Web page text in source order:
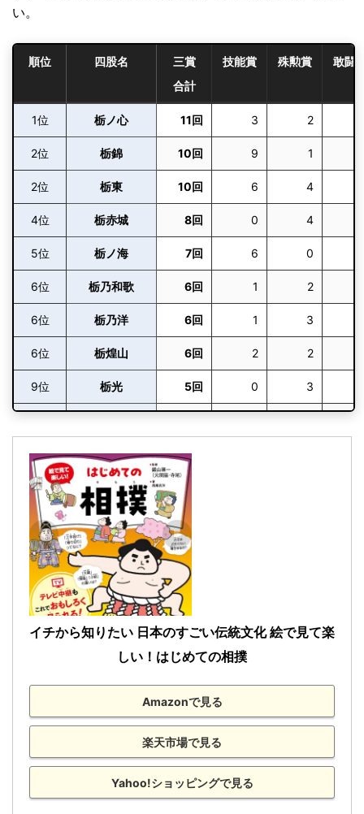
栃ノ心
栃ノ心
敢闘賞
東関脇
栃煌山
殊勲賞[2回目] 10勝5敗 28歳4ヶ
H26.11
(2014)
栃ノ心
敢闘賞[4回目] 11勝4敗
H24.9 東前頭5
栃煌山
殊勲賞 9勝6敗
H24.5 東前頭4
栃煌山
敢闘賞[2回目] 12勝3敗
H23.5 西前頭6
栃ノ心
敢闘賞[3回目] 12勝3敗 23歳7ヶ
栃煌山
H22.5
(2010)
西前頭2
栃ノ心
敢闘賞
H21.11
(2009)
西前頭8
栃ノ心
敢闘賞
H20.3
(2008)
東前頭12
栃煌山
技能賞
東前頭14
栃煌山
敢闘賞 [初]
H17.11 東前頭14 敢闘賞[2回目] 11勝4敗 32歳8ヶ
西前頭3
栃乃洋
殊勲賞[3回目]
い。
順位 四股名
三賞
合計
技能賞 殊勲賞 敢闘
1位 栃ノ心 11回 3 2
2位 栃錦 10回 9 1
2位 栃東 10回 6 4
4位 栃赤城 8回 0 4
5位 栃ノ海 7回 6 0
6位 栃乃和歌 6回 1 2
6位 栃乃洋 6回 1 3
6位 栃煌山 6回 2 2
9位 栃光 5回 0 3
10位 栃乃花 4回
12位 栃光
（金城）
3回
12位 舛田山 3回
14位 栃司 2回
14位 鳴門海 2回
16位 栃王山 1回 0 0
イチから知りたい 日本のすごい伝統文化 絵で見て楽
しい！はじめての相撲
Amazonで見る
楽天市場で見る
Yahoo!ショッピングで見る